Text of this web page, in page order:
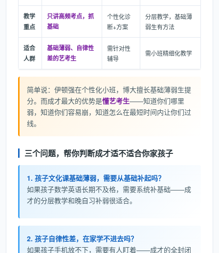
教学
重点
只讲高频考点，抓
基础
个性化诊
断+方案
分层教学，基础薄
弱生有方法
适合
人群
基础薄弱、自律性
差的艺考生
需针对性
辅导
需小班精细化教学
简单说：伊顿强在个性化小班，博大擅长基础薄弱生提
分。而成才最大的优势是懂艺考生——知道你们哪里
弱，知道你们容易崩，知道怎么在最短时间内让你们过
线。
三个问题，帮你判断成才适不适合你家孩子
1. 孩子文化课基础薄弱，需要从基础补起吗？
如果孩子数学英语长期不及格，需要系统补基础——成
才的分层教学和晚自习补弱很适合。
2. 孩子自律性差，在家学不进去吗？
如果孩子手机放不下，需要有人盯着——成才的全封闭